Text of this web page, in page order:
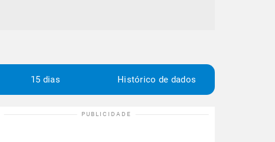
15 dias Histórico de dados